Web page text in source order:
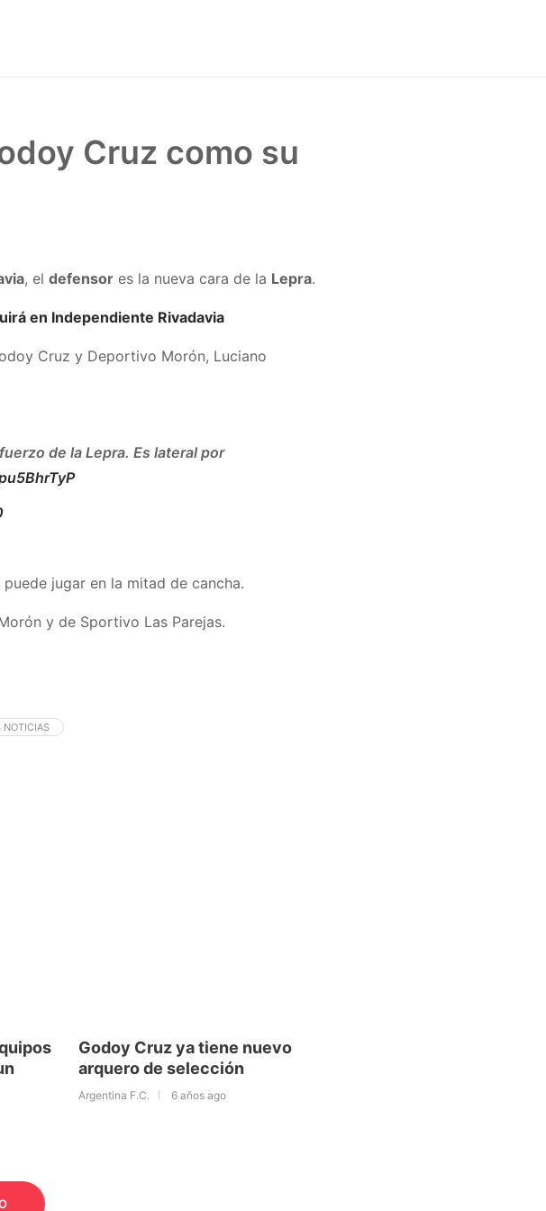
Cruz como su
, el defensor es la nueva cara de la Lepra.
en Independiente Rivadavia
Cruz y Deportivo Morón, Luciano
de la Lepra. Es lateral por
jugar en la mitad de cancha.
y de Sportivo Las Parejas.
NOTICIAS
Godoy Cruz ya tiene nuevo
arquero de selección
Argentina F.C. 6 años ago